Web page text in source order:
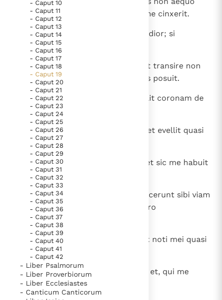
heiligheid
Berichten
Het Vaticaan publiceert een nieuwe Latijnse uitgave
van het Romeins martyrologium
Vaticaanse financiële waakhond verliest autonomie
Paus spreekt het Wereldvoedselprogramma toe
Paus Leo XIV in Pavia: "De stad is zowel een gave als
een taak"
Paus in Pavia: St. Augustinus toont ons de noodzaak om
"naar het innerlijk" toe te keren.
RK Documenten stelt heel veel belangrijke
kerkelijke documenten van de Rooms
Katholieke Kerk in het Nederlands beschikbaar
en is volledig afhankelijk van donaties.
Ik help mee!
- Caput 10
- Caput 11
- Caput 12
- Caput 13
- Caput 14
- Caput 15
- Caput 16
- Caput 17
- Caput 18
- Caput 19
- Caput 20
- Caput 21
- Caput 22
- Caput 23
- Caput 24
- Caput 25
- Caput 26
- Caput 27
- Caput 28
- Caput 29
- Caput 30
- Caput 31
- Caput 32
- Caput 33
- Caput 34
- Caput 35
- Caput 36
- Caput 37
- Caput 38
- Caput 39
- Caput 40
- Caput 41
- Caput 42
- Liber Psalmorum
- Liber Proverbiorum
- Liber Ecclesiastes
- Canticum Canticorum
iudicio afflixerit me et rete suo me cinxerit.
Etsi clamo: Vim patior!, non exaudior; si
vociferor, non est qui iudicet.
Semitam meam circumsaepsit, et transire non
possum; et in calle meo tenebras posuit.
Spoliavit me gloria mea et abstulit coronam de
capite meo.
Destruxit me undique, et pereo, et evellit quasi
arborem spem meam.
Iratus est contra me furor eius, et sic me habuit
quasi hostem suum.
Simul venerunt turmae eius et fecerunt sibi viam
adversus me et obsederunt in gyro
tabernaculum meum.
Fratres meos longe fecit a me, et noti mei quasi
alieni recesserunt a me.
Dereliquerunt me propinqui mei, et, qui me
noverant, obliti sunt mei.